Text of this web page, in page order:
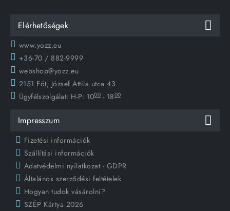
Elérhetőségek
www.yozz.eu
+36-70 / 882-9999
webshop@yozz.eu
2151 Fót, József Attila utca 43.
Ügyfélszolgálat: H-P: 1000 - 1800
Impresszum
Fizetési információk
Szállítási információk
Adatvédelmi nyilatkozat - GDPR
Általános szerződési feltételek
Hogyan tudok vásárolni?
SZÉP Kártya 2026